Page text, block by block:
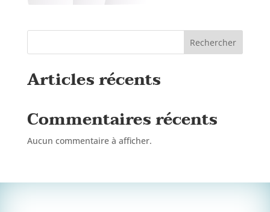
Rechercher
Articles récents
Commentaires récents
Aucun commentaire à afficher.